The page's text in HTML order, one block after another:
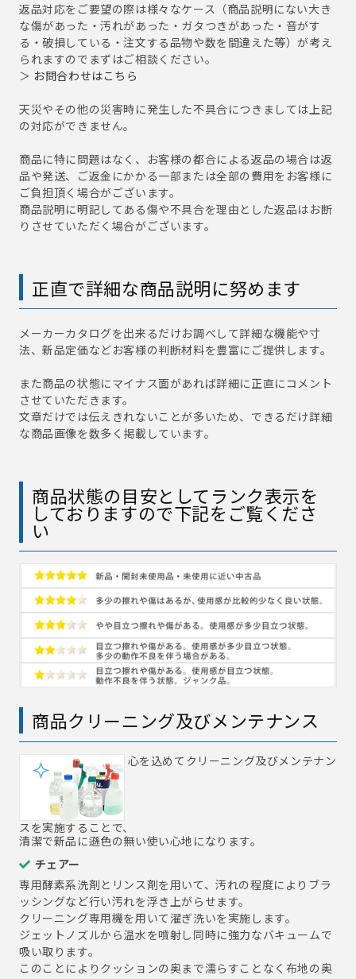
返品対応をご要望の際は様々なケース（商品説明にない大き
な傷があった・汚れがあった・ガタつきがあった・音がす
る・破損している・注文する品物や数を間違えた等）が考え
られますのでまずはご相談ください。
＞ お問合わせはこちら
天災やその他の災害時に発生した不具合につきましては上記
の対応ができません。
商品に特に問題はなく、お客様の都合による返品の場合は返
品や発送、ご返金にかかる一部または全部の費用をお客様に
ご負担頂く場合がございます。
商品説明に明記してある傷や不具合を理由とした返品はお断
りさせていただく場合がございます。
正直で詳細な商品説明に努めます
メーカーカタログを出来るだけお調べして詳細な機能や寸
法、新品定価などお客様の判断材料を豊富にご提供します。
また商品の状態にマイナス面があれば詳細に正直にコメント
させていただきます。
文章だけでは伝えきれないことが多いため、できるだけ詳細
な商品画像を数多く掲載しています。
商品状態の目安としてランク表示を
しておりますので下記をご覧くださ
い
商品クリーニング及びメンテナンス
心を込めてクリーニング及びメンテナン
スを実施することで、
清潔で新品に遜色の無い使い心地になります。
チェアー
専用酵素系洗剤とリンス剤を用いて、汚れの程度によりブラ
ッシングなど行い汚れを浮き上がらせます。
クリーニング専用機を用いて濯ぎ洗いを実施します。
ジェットノズルから温水を噴射し同時に強力なバキュームで
吸い取ります。
このことによりクッションの奥まで濡らすことなく布地の奥